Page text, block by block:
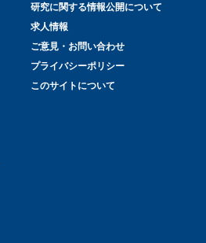
研究に関する情報公開について
求人情報
ご意見・お問い合わせ
プライバシーポリシー
このサイトについて